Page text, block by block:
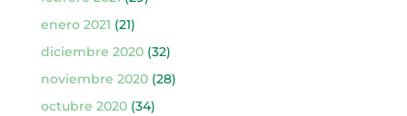
enero 2021 (21)
diciembre 2020(32)
noviembre 2020(28)
octubre 2020(34)